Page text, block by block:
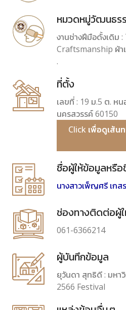
หมวดหมู่วัฒนธร
งานช่างฝีมือดั้งเดิม
Craftsmanship ผ้
.
ที่ตั้ง
เลขที่ : 19 ม.5 ต. ห
นครสวรรค์ 60150
Click เพื่อดูเส้น
ชื่อผู้ให้ข้อมูลหรื
นางสาวเพ็ญศรี เกส
ช่องทางติดต่อผู้
061-6366214
ผู้บันทึกข้อมูล
ยุวันดา สุทธิดี : มหา
2566 Festival